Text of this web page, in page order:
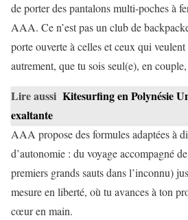
de porter des pantalons multi-poches à
AAA. Ce n’est pas un club de
porte ouverte à celles et ceux qui
autrement, que tu sois seul(e), en
Lire aussi Kitesurfing en Polynésie
exaltante
AAA propose des formules adaptées à
d’autonomie : du voyage accompagné
premiers grands sauts dans l’inconnu)
mesure en liberté, où tu avances à ton
cœur en main.